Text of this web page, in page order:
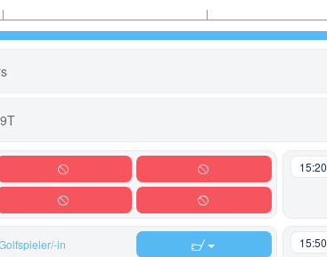
15:20
in 15:50